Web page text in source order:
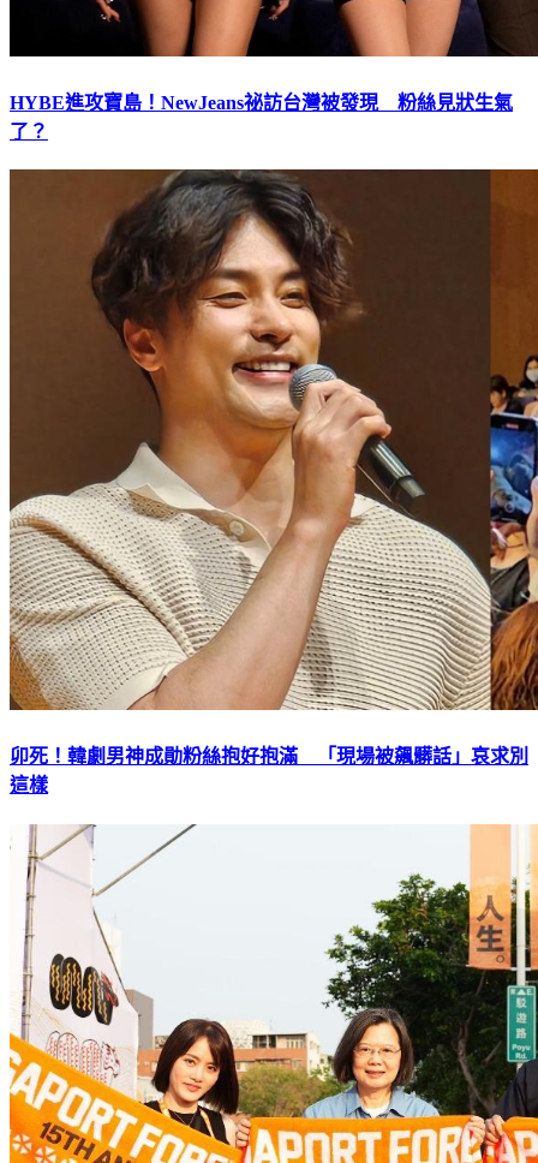
HYBE進攻寶島！NewJeans祕訪台灣被發現 粉絲見狀生氣
了？
卯死！韓劇男神成勛粉絲抱好抱滿 「現場被飆髒話」哀求別
這樣